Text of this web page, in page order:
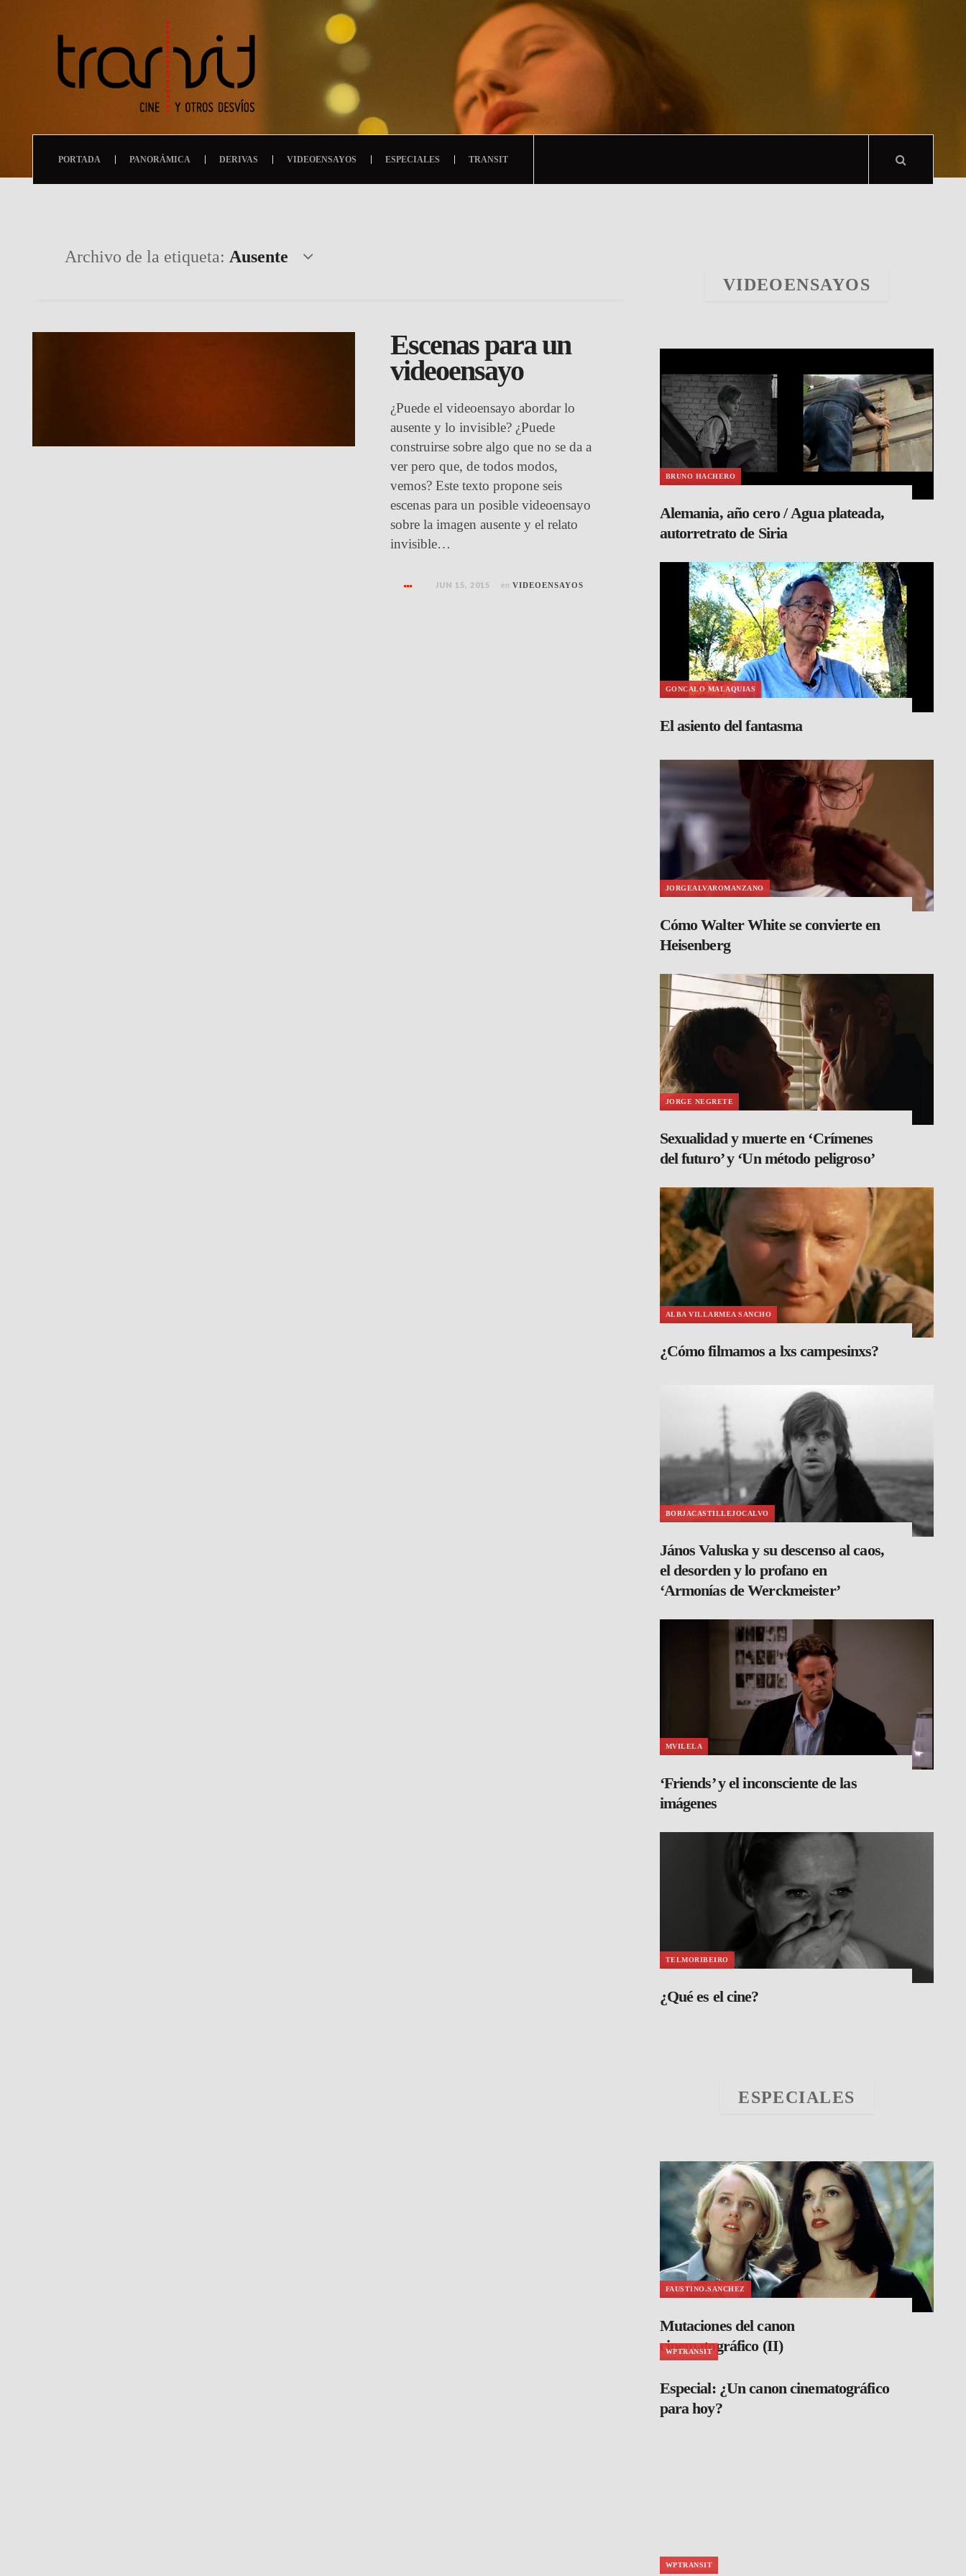
PORTADA PANORÁMICA DERIVAS VIDEOENSAYOS ESPECIALES TRANSIT
Archivo de la etiqueta: Ausente
Escenas para un
videoensayo
¿Puede el videoensayo abordar lo
ausente y lo invisible? ¿Puede
construirse sobre algo que no se da a
ver pero que, de todos modos,
vemos? Este texto propone seis
escenas para un posible videoensayo
sobre la imagen ausente y el relato
invisible…
JUN 15, 2015 en VIDEOENSAYOS
VIDEOENSAYOS
BRUNO HACHERO
Alemania, año cero / Agua plateada,
autorretrato de Siria
GONCALO MALAQUIAS
El asiento del fantasma
JORGEALVAROMANZANO
Cómo Walter White se convierte en
Heisenberg
JORGE NEGRETE
Sexualidad y muerte en ‘Crímenes
del futuro’ y ‘Un método peligroso’
ALBA VILLARMEA SANCHO
¿Cómo filmamos a lxs campesinxs?
BORJACASTILLEJOCALVO
János Valuska y su descenso al caos,
el desorden y lo profano en
‘Armonías de Werckmeister’
MVILELA
‘Friends’ y el inconsciente de las
imágenes
TELMORIBEIRO
¿Qué es el cine?
ESPECIALES
FAUSTINO.SANCHEZ
Mutaciones del canon
cinematográfico (II)
WPTRANSIT
Especial: ¿Un canon cinematográfico
para hoy?
WPTRANSIT